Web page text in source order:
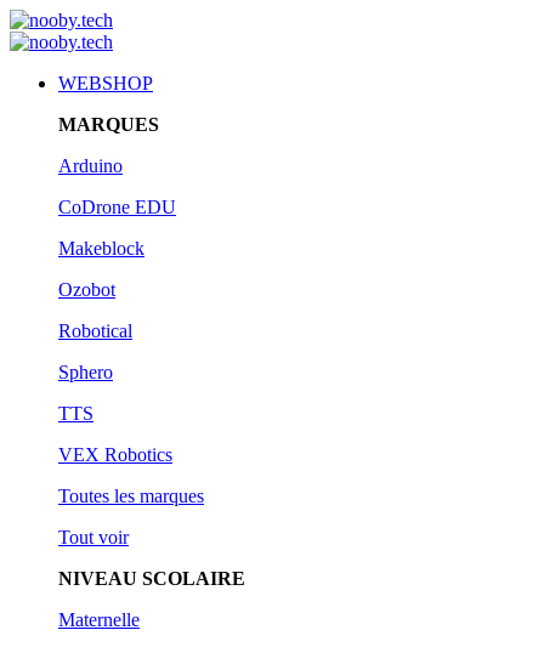
WEBSHOP
MARQUES
Arduino
CoDrone EDU
Makeblock
Ozobot
Robotical
Sphero
TTS
VEX Robotics
Toutes les marques
Tout voir
NIVEAU SCOLAIRE
Maternelle